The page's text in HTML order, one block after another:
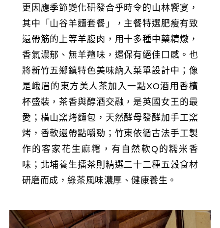
更因應季節變化研發合乎時令的山林饗宴，
其中「山谷羊麵套餐」，主餐特選肥瘦有致
還帶筋的上等羊腹肉，用十多種中藥精燉，
香氣濃郁、無羊羶味，還保有絕佳口感。也
將新竹五鄉鎮特色美味納入菜單設計中；像
是峨眉的東方美人茶加入一點XO酒用香檳
杯盛裝，茶香與醇酒交融，是英國女王的最
愛；橫山窯烤麵包，天然酵母發酵加手工窯
烤，香軟還帶點嚼勁；竹東依循古法手工製
作的客家花生麻糬，有自然軟Q的糯米香
味；北埔養生擂茶則精選二十二種五穀食材
研磨而成，綠茶風味濃厚、健康養生。